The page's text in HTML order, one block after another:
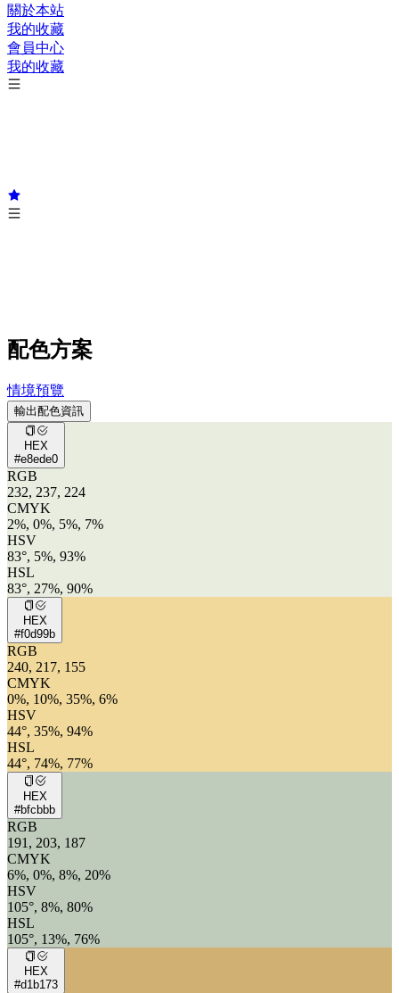
關於本站
我的收藏
會員中心
我的收藏
配色方案
情境預覽
輸出配色資訊
HEX
#e8ede0
RGB
232, 237, 224
CMYK
2%, 0%, 5%, 7%
HSV
83°, 5%, 93%
HSL
83°, 27%, 90%
HEX
#f0d99b
RGB
240, 217, 155
CMYK
0%, 10%, 35%, 6%
HSV
44°, 35%, 94%
HSL
44°, 74%, 77%
HEX
#bfcbbb
RGB
191, 203, 187
CMYK
6%, 0%, 8%, 20%
HSV
105°, 8%, 80%
HSL
105°, 13%, 76%
HEX
#d1b173